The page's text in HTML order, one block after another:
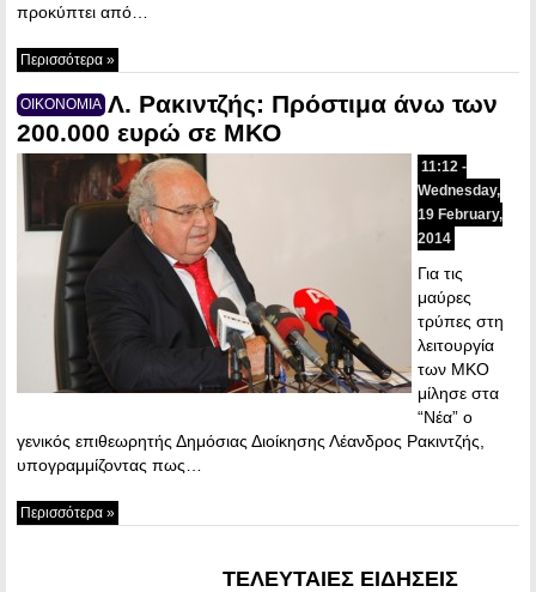
προκύπτει από…
Περισσότερα »
ΟΙΚΟΝΟΜΙΑ Λ. Ρακιντζής: Πρόστιμα άνω των
200.000 ευρώ σε ΜΚΟ
11:12 -
Wednesday,
19 February,
2014
Για τις
μαύρες
τρύπες στη
λειτουργία
των ΜΚΟ
μίλησε στα
“Νέα” ο
γενικός επιθεωρητής Δημόσιας Διοίκησης Λέανδρος Ρακιντζής,
υπογραμμίζοντας πως…
Περισσότερα »
ΤΕΛΕΥΤΑΙΕΣ ΕΙΔΗΣΕΙΣ